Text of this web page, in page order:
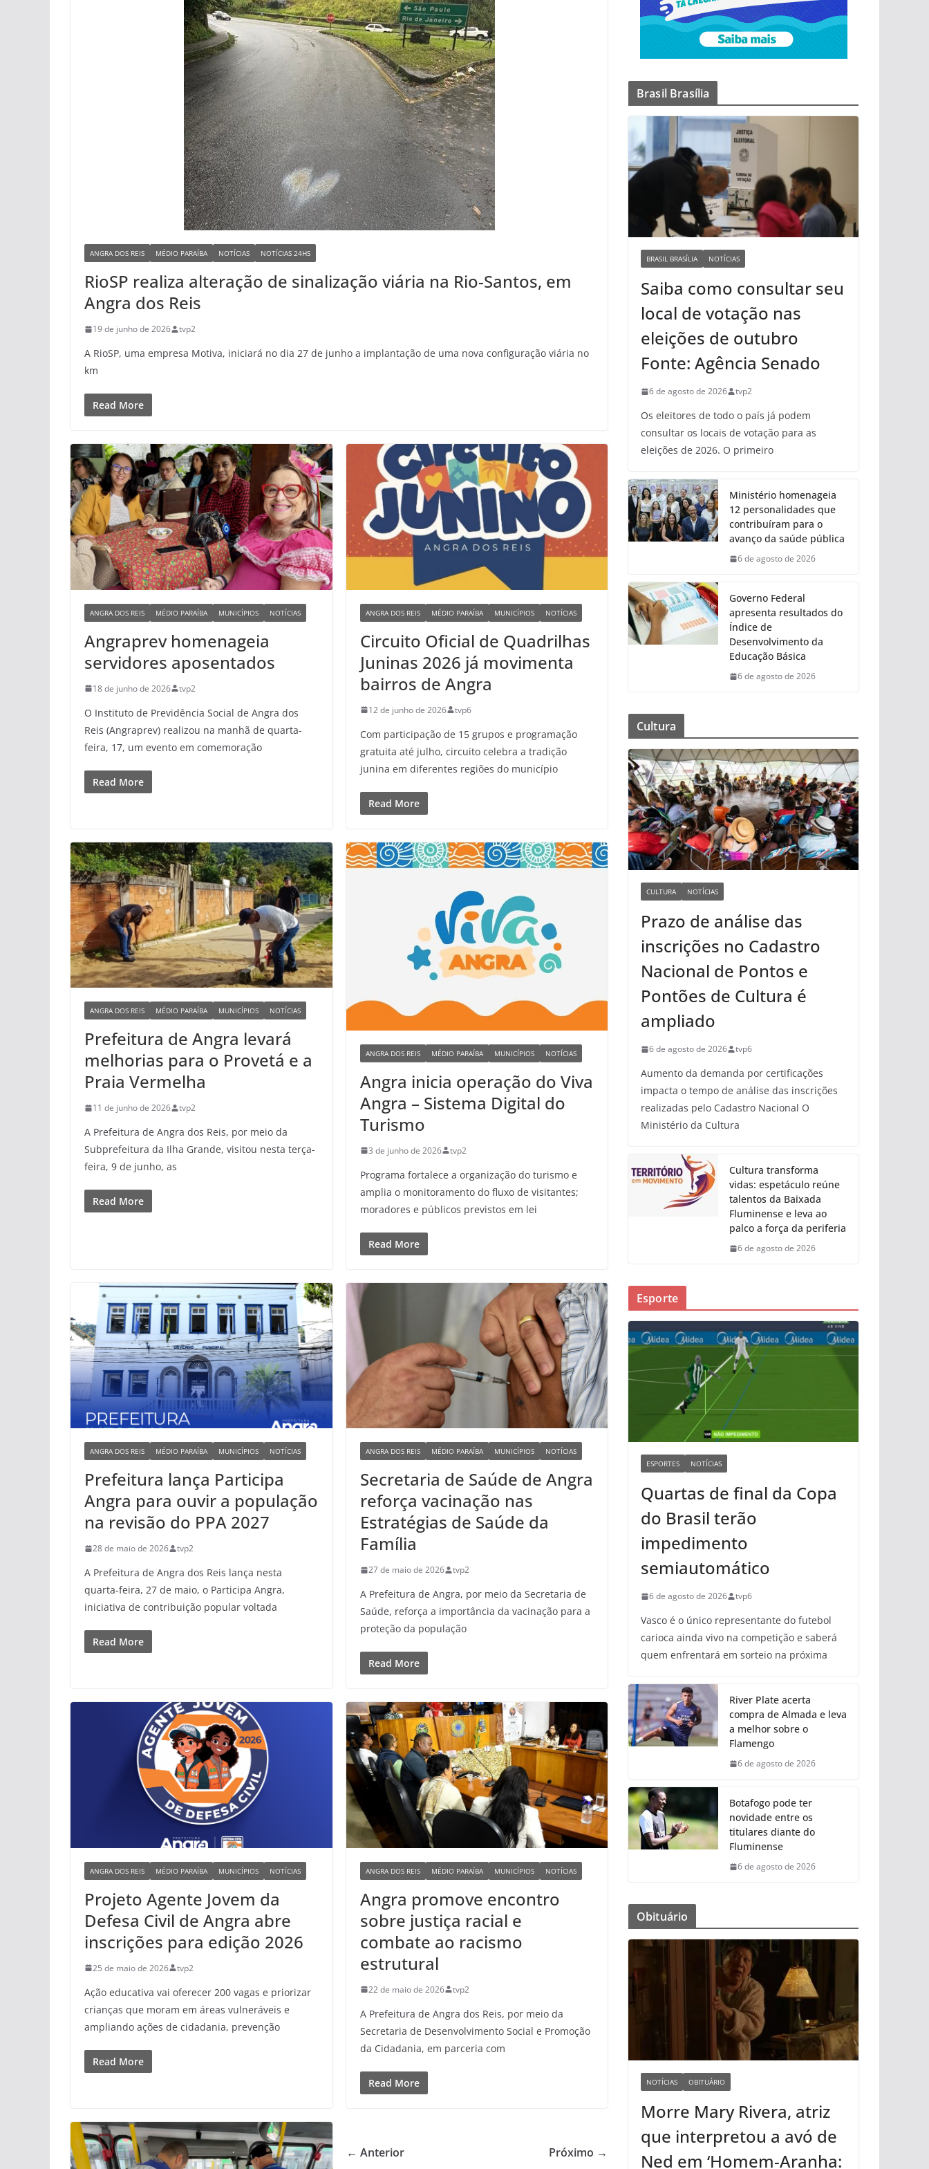
ANGRA DOS REIS MÉDIO PARAÍBA NOTÍCIAS NOTÍCIAS 24HS
RioSP realiza alteração de sinalização viária na Rio-Santos, em
Angra dos Reis
19 de junho de 2026 tvp2
A RioSP, uma empresa Motiva, iniciará no dia 27 de junho a implantação de uma nova configuração viária no
km
Read More
ANGRA DOS REIS MÉDIO PARAÍBA MUNICÍPIOS NOTÍCIAS
Angraprev homenageia
servidores aposentados
18 de junho de 2026 tvp2
O Instituto de Previdência Social de Angra dos
Reis (Angraprev) realizou na manhã de quarta-
feira, 17, um evento em comemoração
Read More
ANGRA DOS REIS MÉDIO PARAÍBA MUNICÍPIOS NOTÍCIAS
Circuito Oficial de Quadrilhas
Juninas 2026 já movimenta
bairros de Angra
12 de junho de 2026 tvp6
Com participação de 15 grupos e programação
gratuita até julho, circuito celebra a tradição
junina em diferentes regiões do município
Read More
ANGRA DOS REIS MÉDIO PARAÍBA MUNICÍPIOS NOTÍCIAS
Prefeitura de Angra levará
melhorias para o Provetá e a
Praia Vermelha
11 de junho de 2026 tvp2
A Prefeitura de Angra dos Reis, por meio da
Subprefeitura da Ilha Grande, visitou nesta terça-
feira, 9 de junho, as
Read More
ANGRA DOS REIS MÉDIO PARAÍBA MUNICÍPIOS NOTÍCIAS
Angra inicia operação do Viva
Angra – Sistema Digital do
Turismo
3 de junho de 2026 tvp2
Programa fortalece a organização do turismo e
amplia o monitoramento do fluxo de visitantes;
moradores e públicos previstos em lei
Read More
ANGRA DOS REIS MÉDIO PARAÍBA MUNICÍPIOS NOTÍCIAS
Prefeitura lança Participa
Angra para ouvir a população
na revisão do PPA 2027
28 de maio de 2026 tvp2
A Prefeitura de Angra dos Reis lança nesta
quarta-feira, 27 de maio, o Participa Angra,
iniciativa de contribuição popular voltada
Read More
ANGRA DOS REIS MÉDIO PARAÍBA MUNICÍPIOS NOTÍCIAS
Secretaria de Saúde de Angra
reforça vacinação nas
Estratégias de Saúde da
Família
27 de maio de 2026 tvp2
A Prefeitura de Angra, por meio da Secretaria de
Saúde, reforça a importância da vacinação para a
proteção da população
Read More
ANGRA DOS REIS MÉDIO PARAÍBA MUNICÍPIOS NOTÍCIAS
Projeto Agente Jovem da
Defesa Civil de Angra abre
inscrições para edição 2026
25 de maio de 2026 tvp2
Ação educativa vai oferecer 200 vagas e priorizar
crianças que moram em áreas vulneráveis e
ampliando ações de cidadania, prevenção
Read More
ANGRA DOS REIS MÉDIO PARAÍBA MUNICÍPIOS NOTÍCIAS
Angra promove encontro
sobre justiça racial e
combate ao racismo
estrutural
22 de maio de 2026 tvp2
A Prefeitura de Angra dos Reis, por meio da
Secretaria de Desenvolvimento Social e Promoção
da Cidadania, em parceria com
Read More
← Anterior Próximo →
Brasil Brasília
BRASIL BRASÍLIA NOTÍCIAS
Saiba como consultar seu
local de votação nas
eleições de outubro
Fonte: Agência Senado
6 de agosto de 2026 tvp2
Os eleitores de todo o país já podem
consultar os locais de votação para as
eleições de 2026. O primeiro
Ministério homenageia
12 personalidades que
contribuíram para o
avanço da saúde pública
6 de agosto de 2026
Governo Federal
apresenta resultados do
Índice de
Desenvolvimento da
Educação Básica
6 de agosto de 2026
Cultura
CULTURA NOTÍCIAS
Prazo de análise das
inscrições no Cadastro
Nacional de Pontos e
Pontões de Cultura é
ampliado
6 de agosto de 2026 tvp6
Aumento da demanda por certificações
impacta o tempo de análise das inscrições
realizadas pelo Cadastro Nacional O
Ministério da Cultura
Cultura transforma
vidas: espetáculo reúne
talentos da Baixada
Fluminense e leva ao
palco a força da periferia
6 de agosto de 2026
Esporte
ESPORTES NOTÍCIAS
Quartas de final da Copa
do Brasil terão
impedimento
semiautomático
6 de agosto de 2026 tvp6
Vasco é o único representante do futebol
carioca ainda vivo na competição e saberá
quem enfrentará em sorteio na próxima
River Plate acerta
compra de Almada e leva
a melhor sobre o
Flamengo
6 de agosto de 2026
Botafogo pode ter
novidade entre os
titulares diante do
Fluminense
6 de agosto de 2026
Obituário
NOTÍCIAS OBITUÁRIO
Morre Mary Rivera, atriz
que interpretou a avó de
Ned em ‘Homem-Aranha: